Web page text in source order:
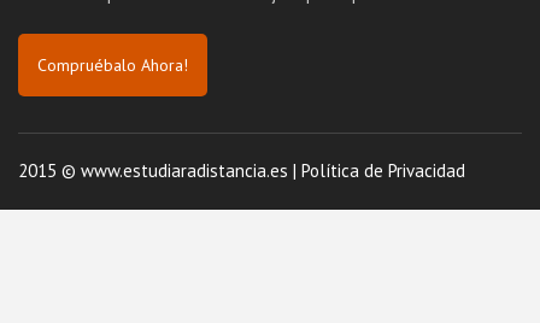
Compruébalo Ahora!
2015 © www.estudiaradistancia.es | Política de Privacidad